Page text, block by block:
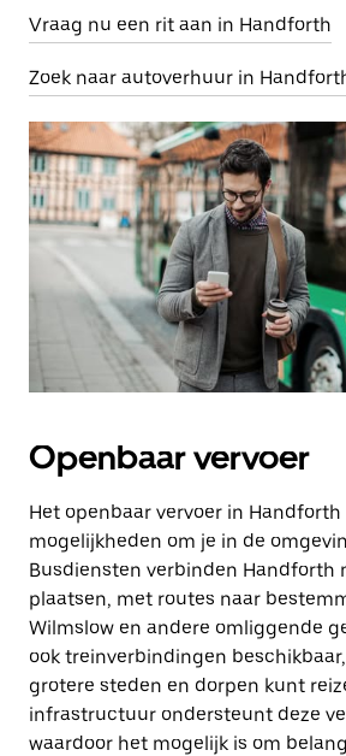
Vraag nu een rit aan in Handforth
Zoek naar autoverhuur in
Openbaar vervoer
Het openbaar vervoer in
mogelijkheden om je in de
Busdiensten verbinden Handforth
plaatsen, met routes naar
Wilmslow en andere omliggende
ook treinverbindingen
grotere steden en dorpen kunt
infrastructuur ondersteunt deze
waardoor het mogelijk is om